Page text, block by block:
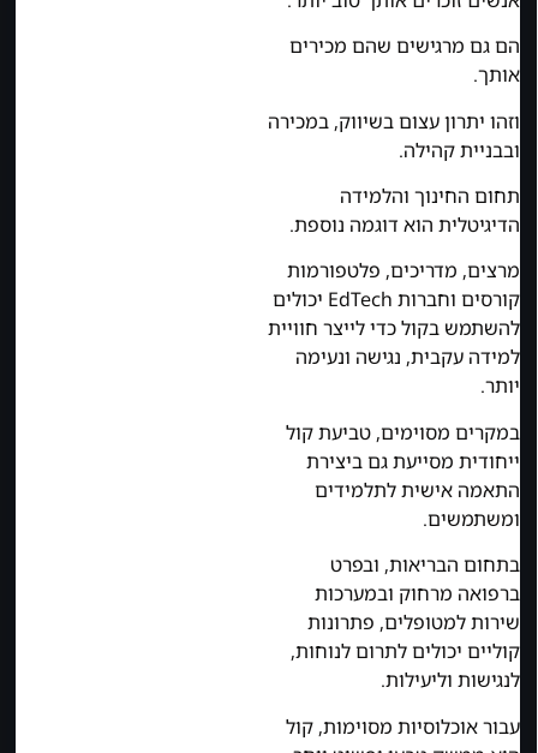
הם גם מרגישים שהם מכירים
אותך.
וזהו יתרון עצום בשיווק, במכירה
ובבניית קהילה.
תחום החינוך והלמידה
הדיגיטלית הוא דוגמה נוספת.
מרצים, מדריכים, פלטפורמות
קורסים וחברות EdTech יכולים
להשתמש בקול כדי לייצר חוויית
למידה עקבית, נגישה ונעימה
יותר.
במקרים מסוימים, טביעת קול
ייחודית מסייעת גם ביצירת
התאמה אישית לתלמידים
ומשתמשים.
בתחום הבריאות, ובפרט
ברפואה מרחוק ובמערכות
שירות למטופלים, פתרונות
קוליים יכולים לתרום לנוחות,
לנגישות וליעילות.
עבור אוכלוסיות מסוימות, קול